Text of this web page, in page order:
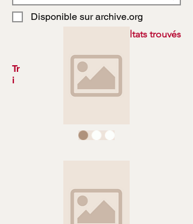
Disponible sur archive.org
3972 résultats trouvés
Tr
i